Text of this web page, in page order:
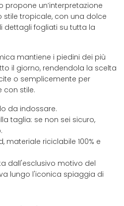
propone un’interpretazione
stile tropicale, con una dolce
dettagli fogliati su tutta la
mantiene i piedini dei più
il giorno, rendendola la scelta
o semplicemente per
con stile.
da indossare.
taglia: se non sei sicuro,
materiale riciclabile 100% e
dall'esclusivo motivo del
lungo l'iconica spiaggia di